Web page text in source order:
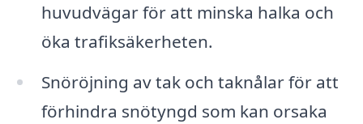
huvudvägar för att minska halka och
öka trafiksäkerheten.
Snöröjning av tak och taknålar för att
förhindra snötyngd som kan orsaka